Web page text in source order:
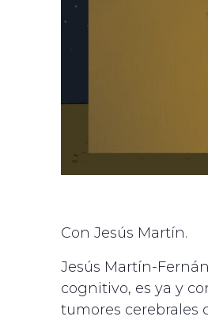
Con Jesús Martín.
Jesús Martín-
cognitivo, es ya y
tumores cerebrales